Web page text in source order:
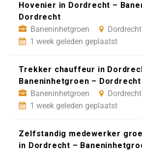
Hovenier in Dordrecht –
Dordrecht
Baneninhetgroen
Dordrecht
1 week geleden geplaatst
Trekker chauffeur in
Baneninhetgroen – Dordrecht
Baneninhetgroen
Dordrecht
1 week geleden geplaatst
Zelfstandig medewerker
in Dordrecht –